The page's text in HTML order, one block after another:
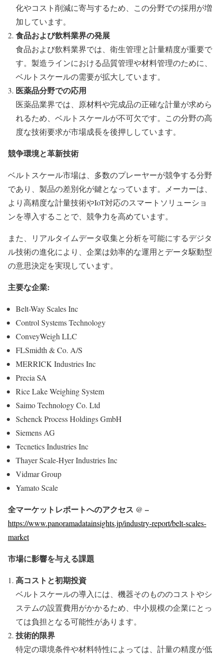
化やコスト削減に寄与するため、この分野での採用が増
加しています。
食品および飲料業界の発展
食品および飲料業界では、衛生管理と計量精度が重要で
す。製造ラインにおける品質管理や材料管理のために、
ベルトスケールの需要が拡大しています。
医薬品分野での応用
医薬品業界では、原材料や完成品の正確な計量が求めら
れるため、ベルトスケールが不可欠です。この分野の高
度な技術要求が市場成長を後押ししています。
競争環境と革新技術
ベルトスケール市場は、多数のプレーヤーが競争する分野
であり、製品の差別化が鍵となっています。メーカーは、
より高精度な計量技術やIoT対応のスマートソリューショ
ンを導入することで、競争力を高めています。
また、リアルタイムデータ収集と分析を可能にするデジタ
ル技術の進化により、企業は効率的な運用とデータ駆動型
の意思決定を実現しています。
主要な企業:
Belt-Way Scales Inc
Control Systems Technology
ConveyWeigh LLC
FLSmidth & Co. A/S
MERRICK Industries Inc
Precia SA
Rice Lake Weighing System
Saimo Technology Co. Ltd
Schenck Process Holdings GmbH
Siemens AG
Tecnetics Industries Inc
Thayer Scale-Hyer Industries Inc
Vidmar Group
Yamato Scale
全マーケットレポートへのアクセス @ –
https://www.panoramadatainsights.jp/industry-report/belt-scales-
market
市場に影響を与える課題
高コストと初期投資
ベルトスケールの導入には、機器そのもののコストやシ
ステムの設置費用がかかるため、中小規模の企業にとっ
ては負担となる可能性があります。
技術的限界
特定の環境条件や材料特性によっては、計量の精度が低